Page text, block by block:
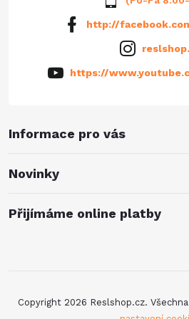
Informace pro vás
Novinky
http://
https://
Přijímáme online platby
Copyright 2026 Reslshop.cz.